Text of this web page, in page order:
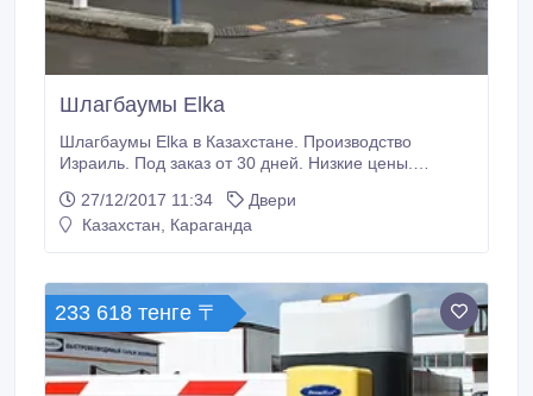
Шлагбаумы Elka
Шлагбаумы Elka в Казахстане. Производство
Израиль. Под заказ от 30 дней. Низкие цены.
организациям скидки..
27/12/2017 11:34
Двери
Казахстан, Караганда
233 618 тенге 〒